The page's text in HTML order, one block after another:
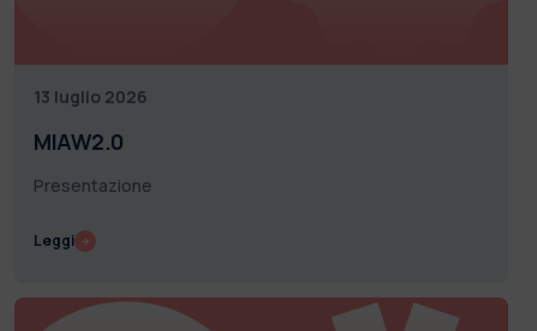
13 luglio 2026
MIAW2.0
Presentazione
Leggi